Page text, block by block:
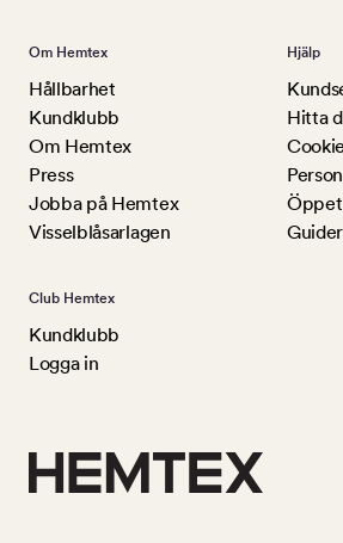
Om Hemtex
Hållbarhet
Kundklubb
Om Hemtex
Press
Jobba på Hemtex
Visselblåsarlagen
Hjälp
Hitta
Guider
Club Hemtex
Kundklubb
Logga in